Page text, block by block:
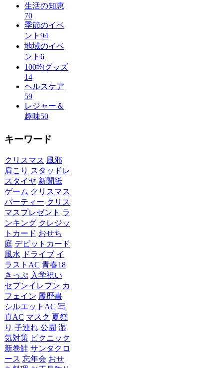
生活の知恵
70
季節のイベ
ント 94
地域のイベ
ント 6
100均グッズ
14
ヘルスケア
59
レジャー＆
趣味50
キーワード
クリスマス 風邪
肩こり スタッドレ
スタイヤ 新聞紙
ゲーム クリスマス
パーティー クリス
マスプレゼント ラ
ンキング クレジッ
トカード おせち
庭 デビットカード
風水 ドライブ イ
ラストAC 青春18
きっぷ 入学祝い
セブンイレブン カ
フェイン 履歴書
シルエットAC 写
真AC マスク 夏祭
り 子連れ 公園 湿
気対策 ピクニック
新巻鮭 サンタクロ
ース 忘年会 おせ